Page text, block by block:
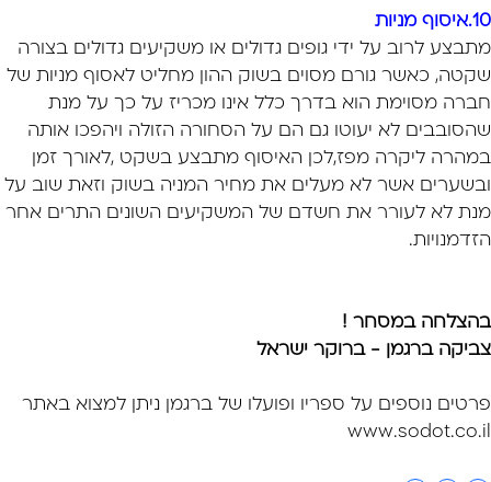
10.איסוף מניות
מתבצע לרוב על ידי גופים גדולים או משקיעים גדולים בצורה
שקטה, כאשר גורם מסוים בשוק ההון מחליט לאסוף מניות של
חברה מסוימת הוא בדרך כלל אינו מכריז על כך על מנת
שהסובבים לא יעוטו גם הם על הסחורה הזולה ויהפכו אותה
במהרה ליקרה מפז,לכן האיסוף מתבצע בשקט ,לאורך זמן
ובשערים אשר לא מעלים את מחיר המניה בשוק וזאת שוב על
מנת לא לעורר את חשדם של המשקיעים השונים התרים אחר
הזדמנויות.
בהצלחה במסחר !
צביקה ברגמן - ברוקר ישראל
פרטים נוספים על ספריו ופועלו של ברגמן ניתן למצוא באתר
www.sodot.co.il